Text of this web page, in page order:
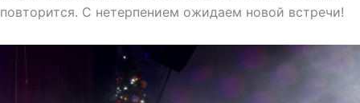
повторится. С нетерпением ожидаем новой встречи!